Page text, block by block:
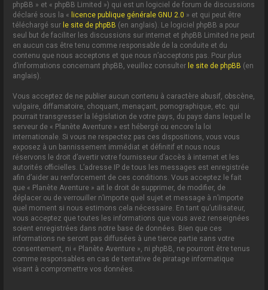
phpBB » et « phpBB Limited ») qui est un logiciel de forum de discussions
déclaré sous la « licence publique générale GNU 2.0 » et qui peut être
téléchargé sur le site de phpBB (en anglais). Le logiciel phpBB a pour
seul but de faciliter les discussions sur internet et phpBB Limited ne peut
en aucun cas être tenu comme responsable de la conduite et du
contenu que nous acceptons et que nous n’acceptons pas. Pour plus
d’informations concernant phpBB, veuillez consulter le site de phpBB (en
anglais).
Vous acceptez de ne publier aucun contenu à caractère abusif, obscène,
vulgaire, diffamatoire, choquant, menaçant, pornographique, etc. qui
pourrait transgresser la législation de votre pays, du pays dans lequel le
serveur de « Planète Aventure » est hébergé ou encore la loi
internationale. Si vous ne respectez pas ces dispositions, vous vous
exposez à un bannissement immédiat et définitif et nous nous
réservons le droit d’avertir votre fournisseur d’accès à internet et les
autorités officielles. L’adresse IP de tous les messages est enregistrée
afin d’aider au renforcement de ces conditions. Vous acceptez le fait
que « Planète Aventure » ait le droit de supprimer, de modifier, de
déplacer ou de verrouiller n’importe quel sujet et message à n’importe
quel moment si nous estimons cela nécessaire. En tant qu’utilisateur,
vous acceptez que toutes les informations que vous avez renseignées
soient enregistrées dans notre base de données. Bien que ces
informations ne seront pas diffusées à une tierce partie sans votre
consentement, ni « Planète Aventure », ni phpBB, ne pourront être tenus
comme responsables en cas de tentative de piratage informatique
visant à compromettre vos données.